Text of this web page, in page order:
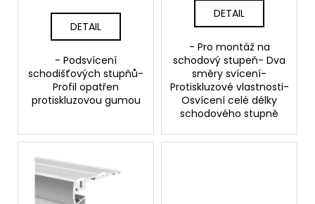
DETAIL
- Podsvícení
schodišťových stupňů-
Profil opatřen
protiskluzovou gumou
DETAIL
- Pro montáž na
schodový stupeň- Dva
směry svícení-
Protiskluzové vlastnosti-
Osvícení celé délky
schodového stupně